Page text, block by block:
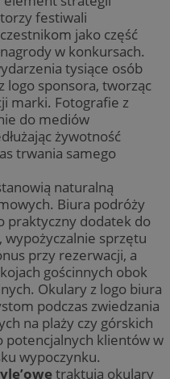
festiwali
jako część
w konkursach.
tysiące osób
logo sponsora, tworząc
marki. Fotografie z
do mediów
żywotność
trwania samego
naturalną
Biura podróży
praktyczny dodatek do
wypożyczalnie sprzętu
przy rezerwacji, a
gościnnych obok
Okulary z logo biura
podczas zwiedzania
na plaży czy górskich
potencjalnych klientów w
wypoczynku.
traktują okulary